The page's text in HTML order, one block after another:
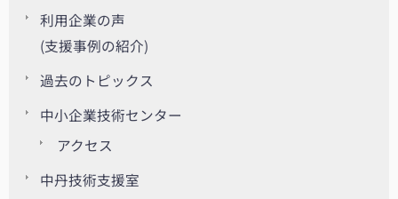
利用企業の声
(支援事例の紹介)
過去のトピックス
中小企業技術センター
アクセス
中丹技術支援室